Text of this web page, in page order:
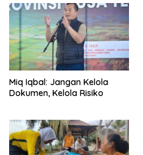
Miq Iqbal: Jangan Kelola
Dokumen, Kelola Risiko